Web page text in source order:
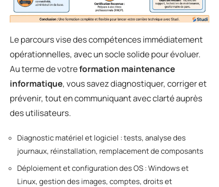
Le parcours vise des compétences immédiatement
opérationnelles, avec un socle solide pour évoluer.
Au terme de votreformation maintenance
informatique, vous savez diagnostiquer, corriger et
prévenir, tout en communiquant avec clarté auprès
des utilisateurs.
Diagnostic matériel et logiciel : tests, analyse des
journaux, réinstallation, remplacement de composants
Déploiement et configuration des OS : Windows et
Linux, gestion des images, comptes, droits et